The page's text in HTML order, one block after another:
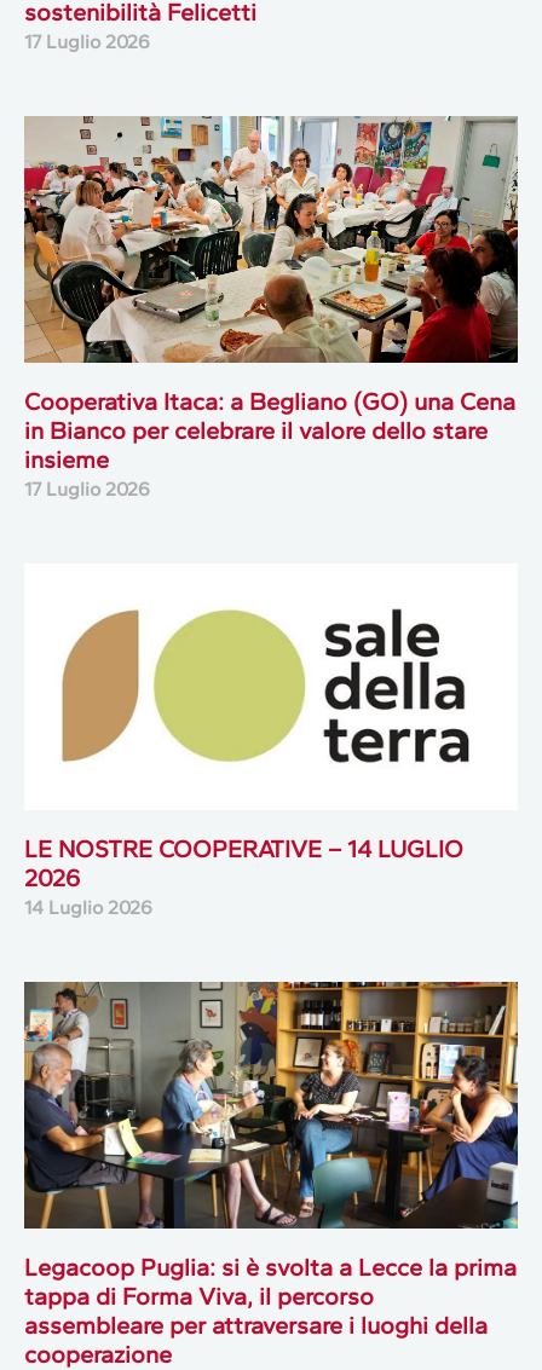
sostenibilità Felicetti
17 Luglio 2026
Cooperativa Itaca: a Begliano (GO) una Cena
in Bianco per celebrare il valore dello stare
insieme
17 Luglio 2026
LE NOSTRE COOPERATIVE – 14 LUGLIO
2026
14 Luglio 2026
Legacoop Puglia: si è svolta a Lecce la prima
tappa di Forma Viva, il percorso
assembleare per attraversare i luoghi della
cooperazione